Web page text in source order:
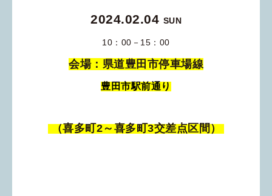
2024.02.04 SUN
10：00－15：00
会場：県道豊田市停車場線
豊田市駅前通り
（喜多町2～喜多町3交差点区間）